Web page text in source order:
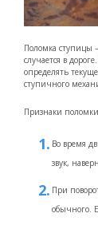
Поломка ступицы
случается в
определять
ступичного
Признаки
Во время
звук,
При
обычного.